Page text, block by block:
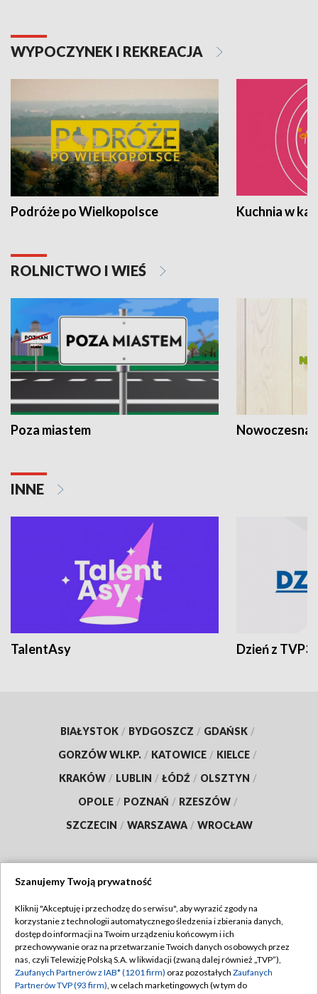
WYPOCZYNEK I REKREACJA
Podróże po Wielkopolsce Kuchnia w
ROLNICTWO I WIEŚ
Poza miastem Nowoczesna
INNE
TalentAsy Dzień z TVP3
BIAŁYSTOK / BYDGOSZCZ / GDAŃSK /
GORZÓW WLKP. / KATOWICE / KIELCE /
KRAKÓW / LUBLIN / ŁÓDŹ / OLSZTYN /
OPOLE / POZNAŃ / RZESZÓW /
SZCZECIN / WARSZAWA / WROCŁAW
TVP
Abonament TVP
Emisja w TVP
Regulamin TVP
Polityka prywatności
Szanujemy Twoją prywatność
Kliknij "Akceptuję i przechodzę do serwisu", aby wyrazić zgody na
korzystanie z technologii automatycznego śledzenia i zbierania danych,
dostęp do informacji na Twoim urządzeniu końcowym i ich
przechowywanie oraz na przetwarzanie Twoich danych osobowych przez
nas, czyli Telewizję Polską S.A. w likwidacji (zwaną dalej również „TVP”),
Zaufanych Partnerów z IAB* (1201 firm) oraz pozostałych Zaufanych
Partnerów TVP (93 firm), w celach marketingowych (w tym do